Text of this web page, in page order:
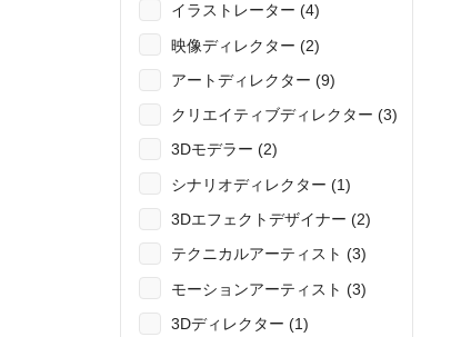
イラストレーター (4)
映像ディレクター (2)
アートディレクター (9)
クリエイティブディレクター (3)
3Dモデラー (2)
シナリオディレクター (1)
3Dエフェクトデザイナー (2)
テクニカルアーティスト (3)
モーションアーティスト (3)
3Dディレクター (1)